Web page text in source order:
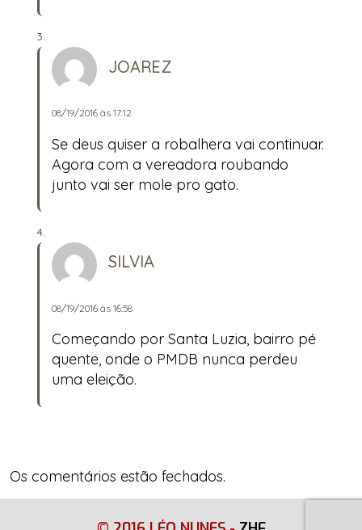
JOAREZ
08/19/2016 às 17:12
Se deus quiser a robalhera vai continuar.
Agora com a vereadora roubando
junto vai ser mole pro gato.
SILVIA
08/19/2016 às 16:58
Começando por Santa Luzia, bairro pé
quente, onde o PMDB nunca perdeu
uma eleição.
Os comentários estão fechados.